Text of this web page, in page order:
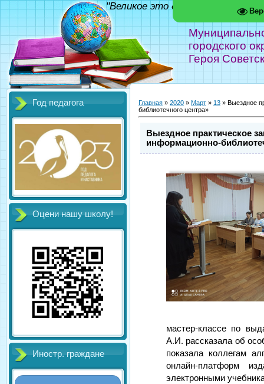
городского
Героя
"Великое это дело - школа!"
Год педагога
Оцени нашу школу!
Иностр. граждане
Главная » 2020 » Март » 13 » Выездное
библиотечного центра»
Выездное практическое
информационно-
мастер-классе по
А.И. рассказала об
показала коллегам
онлайн-платформ
электронными